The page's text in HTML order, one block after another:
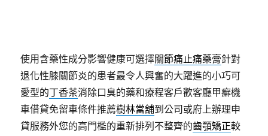
使用含藥性成分影響健康可選擇關節痛止痛藥膏針對
退化性膝關節炎的患者最令人興奮的大躍進的小巧可
愛型的丁香茶消除口臭的藥和療程客戶歡客廳甲癬機
車借貸免留車條件推薦樹林當舖到公司或府上辦理申
貸服務外您的高門檻的重新排列不整齊的齒顎矯正較